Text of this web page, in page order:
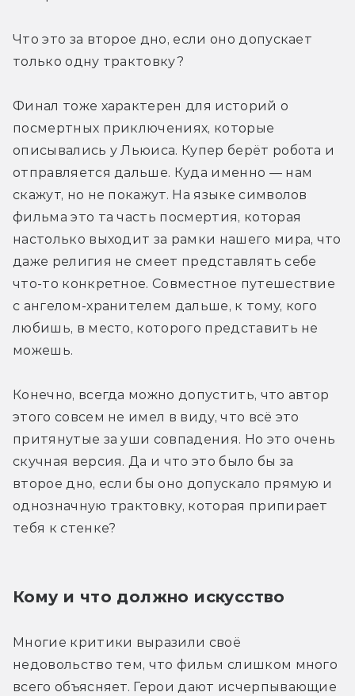
Что это за второе дно, если оно допускает
только одну трактовку?
Финал тоже характерен для историй о
посмертных приключениях, которые
описывались у Льюиса. Купер берёт робота и
отправляется дальше. Куда именно — нам
скажут, но не покажут. На языке символов
фильма это та часть посмертия, которая
настолько выходит за рамки нашего мира, что
даже религия не смеет представлять себе
что-то конкретное. Совместное путешествие
с ангелом-хранителем дальше, к тому, кого
любишь, в место, которого представить не
можешь.
Конечно, всегда можно допустить, что автор
этого совсем не имел в виду, что всё это
притянутые за уши совпадения. Но это очень
скучная версия. Да и что это было бы за
второе дно, если бы оно допускало прямую и
однозначную трактовку, которая припирает
тебя к стенке?
Кому и что должно искусство
Многие критики выразили своё
недовольство тем, что фильм слишком много
всего объясняет. Герои дают исчерпывающие